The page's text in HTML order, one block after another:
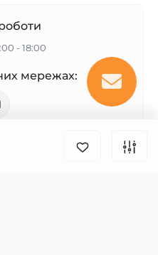
- 18:00
мережах: